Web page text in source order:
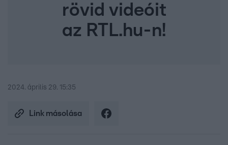
rövid videóit
az RTL.hu-n!
2024. április 29. 15:35
Link másolása